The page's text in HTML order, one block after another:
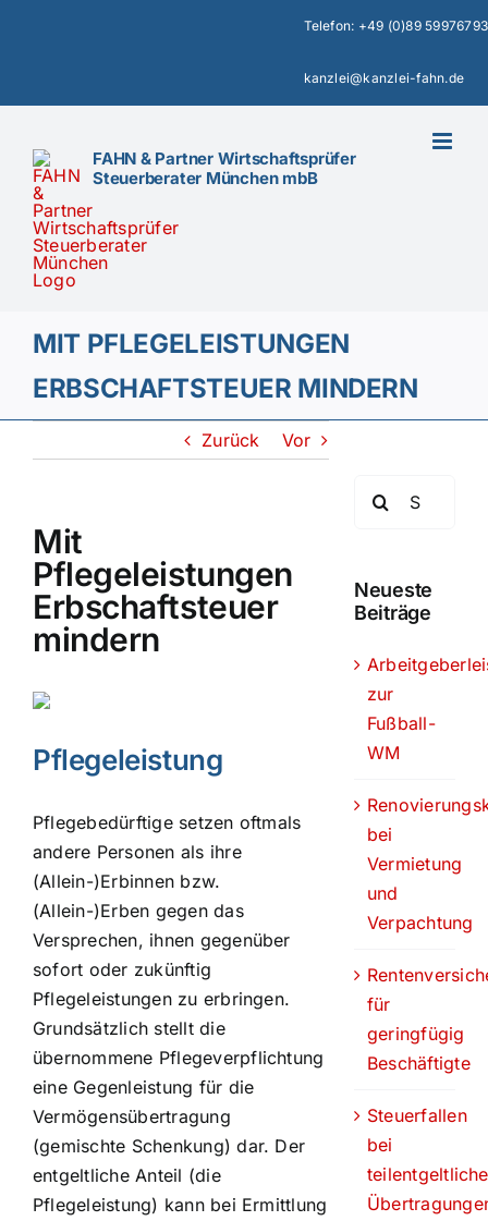
Telefon: +49 (0)89 59976793
kanzlei@kanzlei-fahn.de
FAHN & Partner Wirtschaftsprüfer
Steuerberater München mbB
MIT PFLEGELEISTUNGEN
ERBSCHAFTSTEUER MINDERN
Zurück Vor
Mit
Pflegeleistungen
Erbschaftsteuer
mindern
Pflegeleistung
Pflegebedürftige setzen oftmals
andere Personen als ihre
(Allein-)Erbinnen bzw.
(Allein-)Erben gegen das
Versprechen, ihnen gegenüber
sofort oder zukünftig
Pflegeleistungen zu erbringen.
Grundsätzlich stellt die
übernommene Pflegeverpflichtung
eine Gegenleistung für die
Vermögensübertragung
(gemischte Schenkung) dar. Der
entgeltliche Anteil (die
Pflegeleistung) kann bei Ermittlung
nach:
Neueste
Beiträge
zur
Fußball-
WM
bei
Vermietung
und
Verpachtung
für
geringfügig
Beschäftigte
Steuerfallen
bei